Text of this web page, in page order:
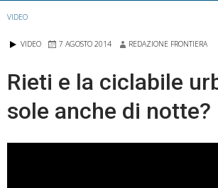
VIDEO
VIDEO 7 AGOSTO 2014 REDAZIONE FRONTIERA
Rieti e la ciclabile
sole anche di notte?